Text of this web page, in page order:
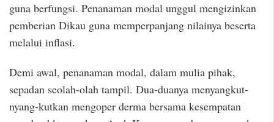
guna berfungsi. Penanaman modal unggul mengizinkan
pemberian Dikau guna memperpanjang nilainya beserta
melalui inflasi.
Demi awal, penanaman modal, dalam mulia pihak,
sepadan seolah-olah tampil. Dua-duanya menyangkut-
nyang-kutkan mengoper derma bersama kesempatan